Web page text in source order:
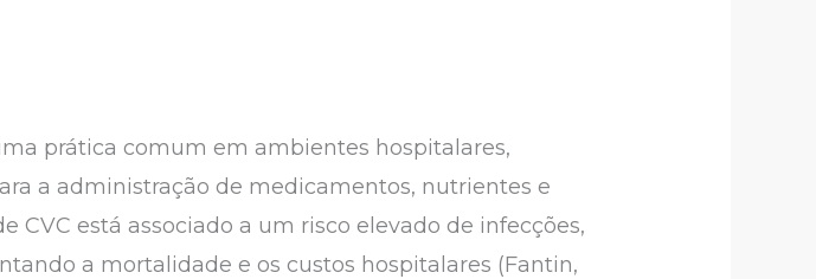
prática comum em ambientes hospitalares,
a administração de medicamentos, nutrientes e
está associado a um risco elevado de infecções,
a mortalidade e os custos hospitalares (Fantin,